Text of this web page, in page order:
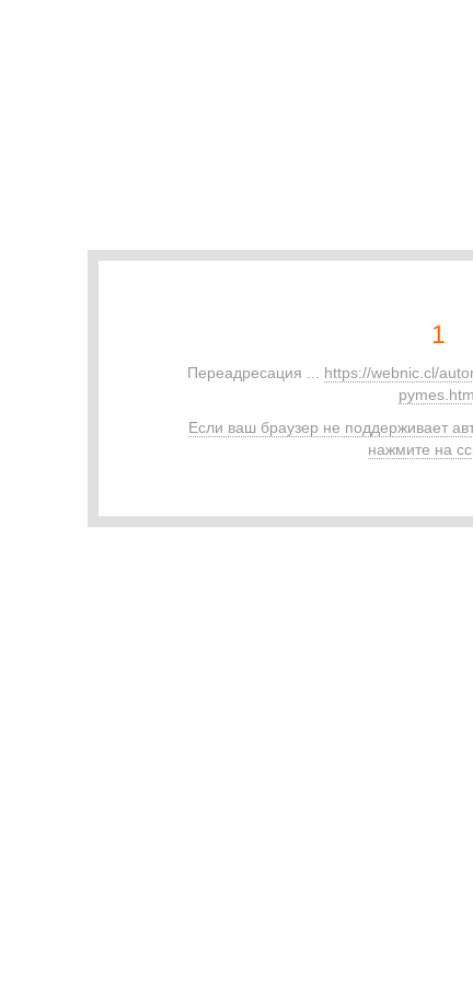
1
Переадресация ... https://webnic.cl/
Если ваш браузер не поддерживает
нажмите на